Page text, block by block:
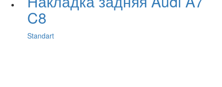
C8
Standart